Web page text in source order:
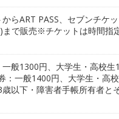
らART PASS、セブンチケ
で販売※チケットは時間指
般1300円、大学生・高校生
一般1400円、大学生・高
以下・障害者手帳所有者と